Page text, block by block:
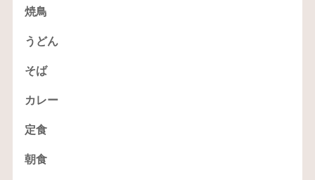
焼鳥
うどん
そば
カレー
定食
朝食